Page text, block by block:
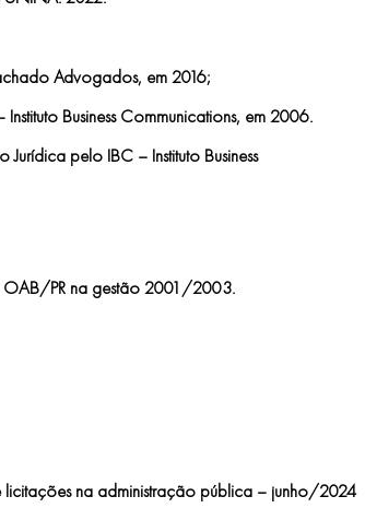
Advogados, em 2016;
Business Communications, em 2006.
pelo IBC – Instituto Business
OAB/PR na gestão 2001/2003.
na administração pública – junho/2024